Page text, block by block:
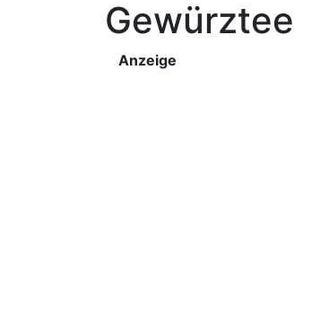
Gewürztee
Anzeige